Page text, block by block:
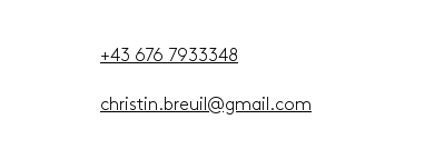
+43 676 7933348
christin.breuil@gmail.com